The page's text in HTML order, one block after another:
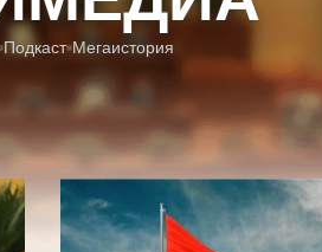
Подкаст Мегаистория